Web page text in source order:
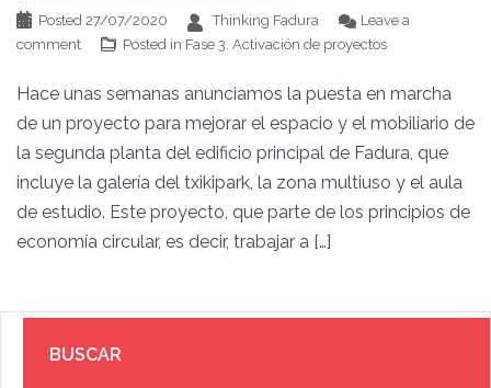
Posted 27/07/2020 Thinking Fadura
Leave a
comment
Posted in Fase 3. Activación de proyectos
Hace unas semanas anunciamos la puesta en marcha
de un proyecto para mejorar el espacio y el mobiliario de
la segunda planta del edificio principal de Fadura, que
incluye la galería del txikipark, la zona multiuso y el aula
de estudio. Este proyecto, que parte de los principios de
economía circular, es decir, trabajar a […]
BUSCAR